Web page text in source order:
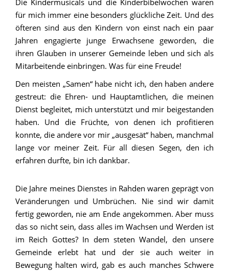
für mich immer eine besonders glückliche Zeit. Und des
öfteren sind aus den Kindern von einst nach ein paar
Jahren engagierte junge Erwachsene geworden, die
ihren Glauben in unserer Gemeinde leben und sich als
Mitarbeitende einbringen. Was für eine Freude!
Den meisten „Samen“ habe nicht ich, den haben andere
gestreut: die Ehren- und Hauptamtlichen, die meinen
Dienst begleitet, mich unterstützt und mir beigestanden
haben. Und die Früchte, von denen ich profitieren
konnte, die andere vor mir „ausgesät“ haben, manchmal
lange vor meiner Zeit. Für all diesen Segen, den ich
erfahren durfte, bin ich dankbar.
Die Jahre meines Dienstes in Rahden waren geprägt von
Veränderungen und Umbrüchen. Nie sind wir damit
fertig geworden, nie am Ende angekommen. Aber muss
das so nicht sein, dass alles im Wachsen und Werden ist
im Reich Gottes? In dem steten Wandel, den unsere
Gemeinde erlebt hat und der sie auch weiter in
Bewegung halten wird, gab es auch manches Schwere